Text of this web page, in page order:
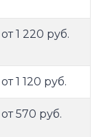
от 1 220 руб.
от 1 120 руб.
от 570 руб.